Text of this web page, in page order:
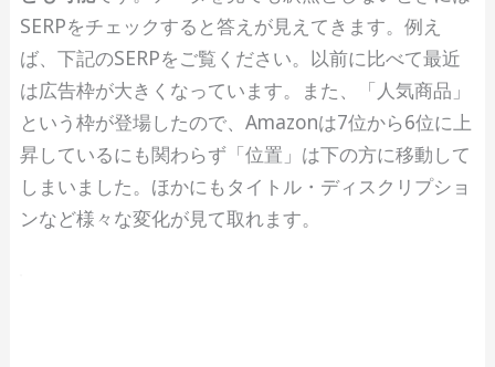
SERPをチェックすると答えが見えてきます。例え
ば、下記のSERPをご覧ください。以前に比べて最近
は広告枠が大きくなっています。また、「人気商品」
という枠が登場したので、Amazonは7位から6位に上
昇しているにも関わらず「位置」は下の方に移動して
しまいました。ほかにもタイトル・ディスクリプショ
ンなど様々な変化が見て取れます。